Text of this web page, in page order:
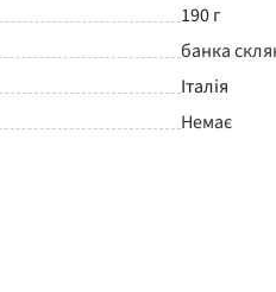
190 г
банка
Італія
Немає